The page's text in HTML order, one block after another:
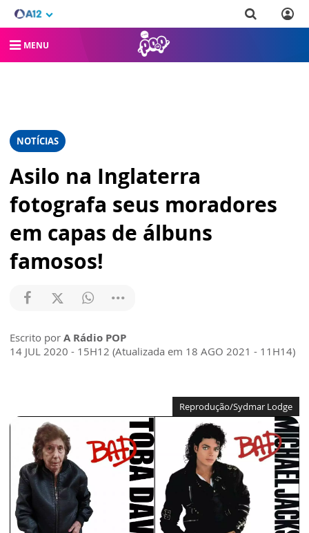
MENU
NOTÍCIAS
Asilo na Inglaterra
fotografa seus moradores
em capas de álbuns
famosos!
Escrito por A Rádio POP
14 JUL 2020 - 15H12 (Atualizada em 18 AGO 2021 - 11H14)
Reprodução/Sydmar Lodge